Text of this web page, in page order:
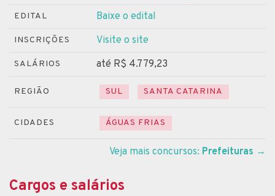
EDITAL Baixe o edital
INSCRIÇÕES Visite o site
SALÁRIOS até R$ 4.779,23
REGIÃO SUL SANTA CATARINA
CIDADES ÁGUAS FRIAS
Veja mais concursos: Prefeituras →
Cargos e salários